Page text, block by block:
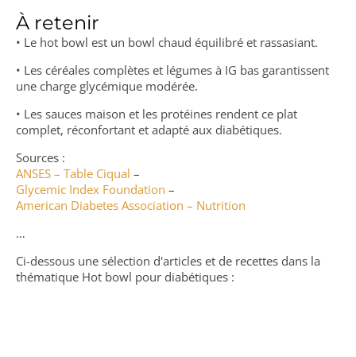
À retenir
• Le hot bowl est un bowl chaud équilibré et rassasiant.
• Les céréales complètes et légumes à IG bas garantissent
une charge glycémique modérée.
• Les sauces maison et les protéines rendent ce plat
complet, réconfortant et adapté aux diabétiques.
Sources :
ANSES – Table Ciqual –
Glycemic Index Foundation –
American Diabetes Association – Nutrition
…
Ci-dessous une sélection d'articles et de recettes dans la
thématique Hot bowl pour diabétiques :